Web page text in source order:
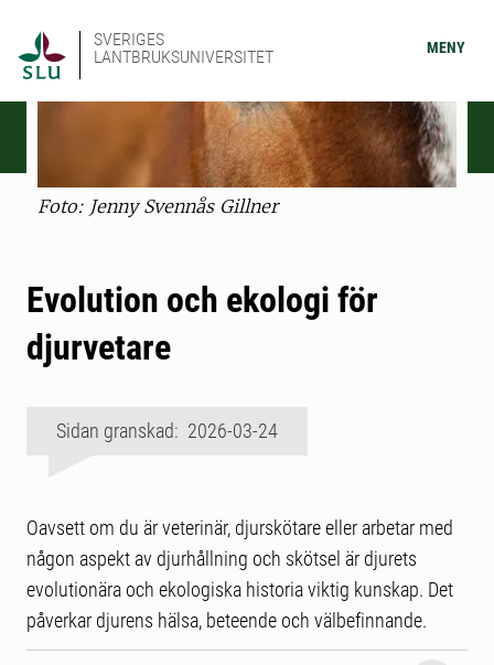
SVERIGES
LANTBRUKSUNIVERSITET
MENY
Foto: Jenny Svennås Gillner
Evolution och ekologi för
djurvetare
Sidan granskad: 2026-03-24
Oavsett om du är veterinär, djurskötare eller arbetar med
någon aspekt av djurhållning och skötsel är djurets
evolutionära och ekologiska historia viktig kunskap. Det
påverkar djurens hälsa, beteende och välbefinnande.